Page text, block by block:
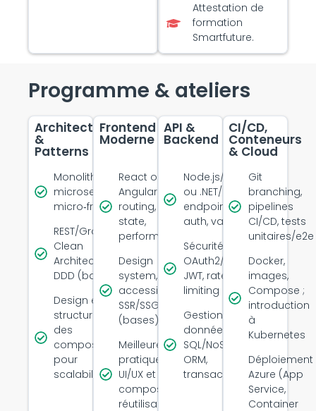
Attestation de
formation
Smartfuture.
Programme & ateliers
Architecture
&
Patterns
Monolith vs
microservices,
micro‑frontends
REST/GraphQL,
Clean
Architecture,
DDD (bases)
Design et
structuration
des
composants
pour
scalabilité
Frontend
Moderne
React ou
Angular :
routing,
state,
performance
Design
system,
accessibilité,
SSR/SSG
(bases)
Meilleures
pratiques
UI/UX et
composants
réutilisables
API &
Backend
Node.js/Express
ou .NET/Java :
endpoints,
auth, validation
Sécurité :
OAuth2/OIDC,
JWT, rate
limiting
Gestion des
données :
SQL/NoSQL,
ORM,
transactions
CI/CD,
Conteneurs
& Cloud
Git
branching,
pipelines
CI/CD, tests
unitaires/e2e
Docker,
images,
Compose ;
introduction
à
Kubernetes
Déploiement
Azure (App
Service,
Container